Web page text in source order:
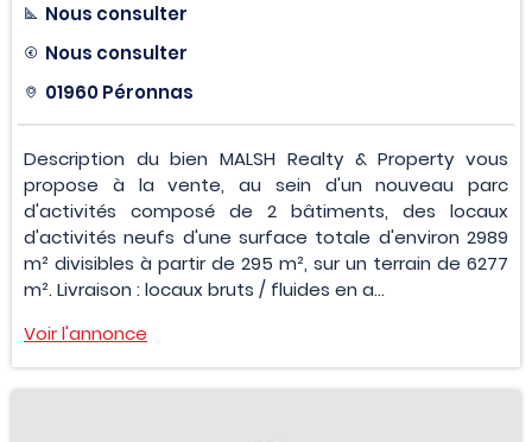
Nous consulter
Nous consulter
01960 Péronnas
Description du bien MALSH Realty & Property vous
propose à la vente, au sein d'un nouveau parc
d'activités composé de 2 bâtiments, des locaux
d'activités neufs d'une surface totale d'environ 2989
m² divisibles à partir de 295 m², sur un terrain de 6277
m². Livraison : locaux bruts / fluides en a...
Voir l'annonce